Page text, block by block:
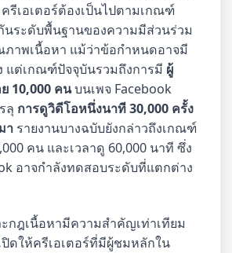
รีเอเตอร์ต้องเป็นไปตามเกณฑ์
นระดับพื้นฐานของความมีส่วนร่วม
าพเนื้อหา แม้ว่าข้อกำหนดอาจมี
แต่เกณฑ์ปัจจุบันรวมถึงการมี ผู้
10,000 คนบนเพจ Facebook
ลุ การดูวิดีโอหนึ่งนาที 30,000 ครั้ง
า รายงานบางฉบับยังกล่าวถึงเกณฑ์
คน และเวลาดู 60,000 นาที ซึ่ง
อาจกำลังทดสอบระดับที่แตกต่าง
กฎเนื้อหามีความสำคัญเท่าเทียม
ดให้ครีเอเตอร์ที่มีผู้ชมหลักใน